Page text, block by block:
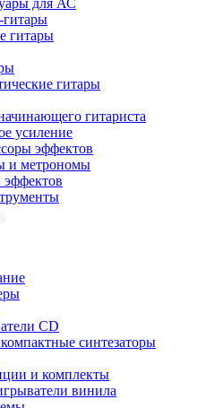
для АС
гитары
гитары
гитары
гитариста
усиление
эффектов
и метрономы
CD
синтезаторы
и комплекты
винила